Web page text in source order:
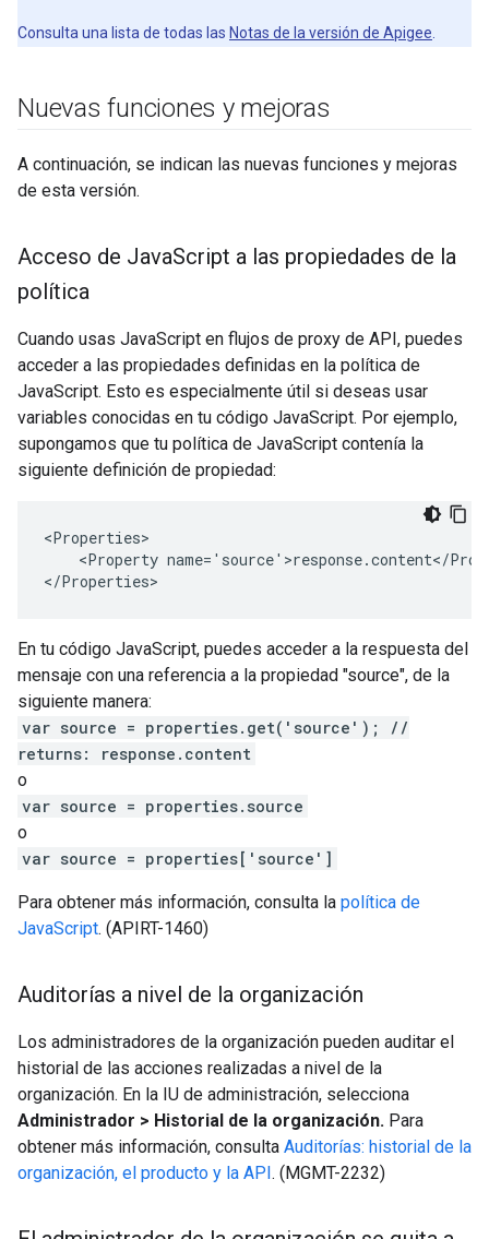
Consulta una lista de todas las Notas de la versión de Apigee
Nuevas funciones y mejoras
A continuación, se indican las nuevas funciones y mejoras
de esta versión.
Acceso de JavaScript a las propiedades de la
política
Cuando usas JavaScript en flujos de proxy de API, puedes
acceder a las propiedades definidas en la política de
JavaScript. Esto es especialmente útil si deseas usar
variables conocidas en tu código JavaScript. Por ejemplo,
supongamos que tu política de JavaScript contenía la
siguiente definición de propiedad:
<Properties>
<Property name='source'>response.content</
</Properties>
En tu código JavaScript, puedes acceder a la respuesta del
mensaje con una referencia a la propiedad "source", de la
siguiente manera:
var source = properties.get('source'); //
returns: response.content
o
var source = properties.source
o
var source = properties['source']
Para obtener más información, consulta la política de
JavaScript. (APIRT-1460)
Auditorías a nivel de la organización
Los administradores de la organización pueden auditar el
historial de las acciones realizadas a nivel de la
organización. En la IU de administración, selecciona
Administrador > Historial de la organización. Para
obtener más información, consulta Auditorías: historial de la
organización, el producto y la API. (MGMT-2232)